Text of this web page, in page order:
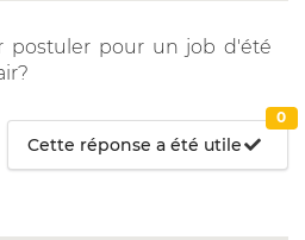
postuler pour un job d'été
Cette réponse a été utile
0